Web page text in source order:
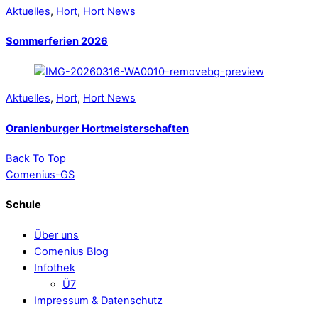
Aktuelles, Hort, Hort News
Sommerferien 2026
Aktuelles, Hort, Hort News
Oranienburger Hortmeisterschaften
Back To Top
Comenius-GS
Schule
Über uns
Comenius Blog
Infothek
Ü7
Impressum & Datenschutz